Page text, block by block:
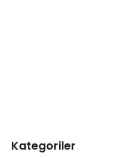
Kategoriler